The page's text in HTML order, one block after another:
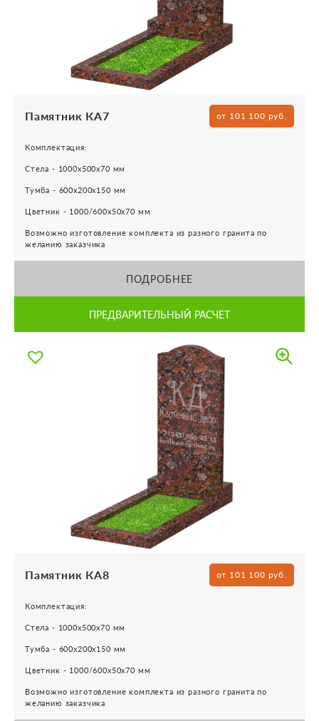
Памятник КА7 от 101 100 руб.
Комплектация:
Стела - 1000х500х70 мм
Тумба - 600х200х150 мм
Цветник - 1000/600х50х70 мм
Возможно изготовление комплекта из разного гранита по
желанию заказчика
ПОДРОБНЕЕ
ПРЕДВАРИТЕЛЬНЫЙ РАСЧЕТ
Памятник КА8 от 101 100 руб.
Комплектация:
Стела - 1000х500х70 мм
Тумба - 600х200х150 мм
Цветник - 1000/600х50х70 мм
Возможно изготовление комплекта из разного гранита по
желанию заказчика